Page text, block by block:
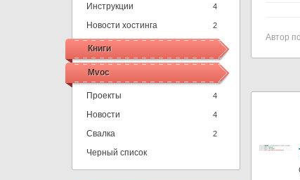
Инструкции 4
Новости хостинга 2
Книги
Mvoc
Проекты 4
Новости 4
Свалка 2
Черный список
Автор